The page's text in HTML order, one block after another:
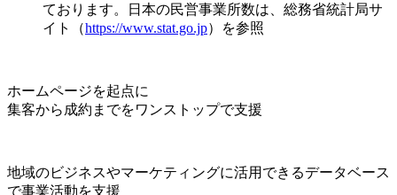
ております。日本の民営事業所数は、総務省統計局サ
イト（https://www.stat.go.jp）を参照
ホームページを起点に
集客から成約までをワンストップで支援
地域のビジネスやマーケティングに活用できるデータベース
で事業活動を支援